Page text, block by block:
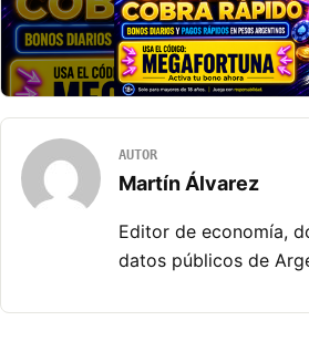
AUTOR
Martín Álvarez
Editor de economía,
datos públicos de